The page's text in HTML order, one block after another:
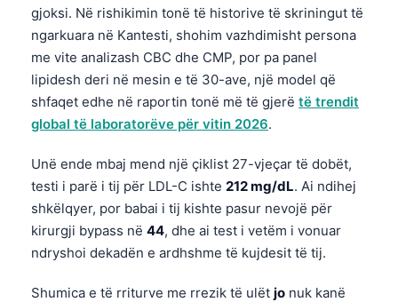
gjoksi. Në rishikimin tonë të historive të skriningut të
ngarkuara në Kantesti, shohim vazhdimisht persona
me vite analizash CBC dhe CMP, por pa panel
lipidesh deri në mesin e të 30-ave, një model që
shfaqet edhe në raportin tonë më të gjerë të trendit
global të laboratorëve për vitin 2026.
Unë ende mbaj mend një çiklist 27-vjeçar të dobët,
testi i parë i tij për LDL-C ishte 212 mg/dL. Ai ndihej
shkëlqyer, por babai i tij kishte pasur nevojë për
kirurgji bypass në 44, dhe ai test i vetëm i vonuar
ndryshoi dekadën e ardhshme të kujdesit të tij.
Shumica e të rriturve me rrezik të ulët jo nuk kanë